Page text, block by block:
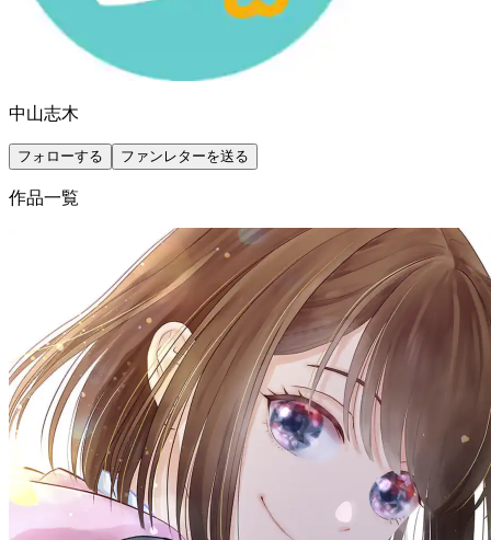
中山志木
フォローする ファンレターを送る
作品一覧